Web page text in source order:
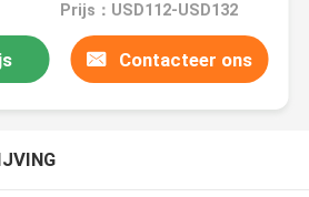
Prijs：USD112-USD132
Contacteer ons